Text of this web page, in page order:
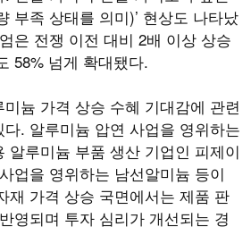
부족 상태를 의미)’ 현상도 나타났
은 전쟁 이전 대비 2배 이상 상승
58% 넘게 확대됐다.
늄 가격 상승 수혜 기대감에 관련
. 알루미늄 압연 사업을 영위하는
알루미늄 부품 생산 기업인 피제이
업을 영위하는 남선알미늄 등이
재 가격 상승 국면에서는 제품 판
영되며 투자 심리가 개선되는 경